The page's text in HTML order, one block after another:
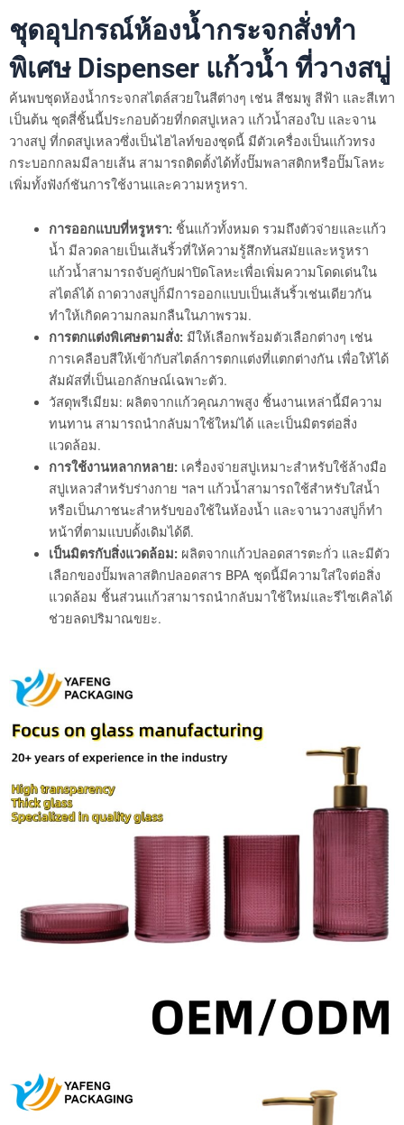
ชุดอุปกรณ์ห้องน้ำกระจกสั่งทำ
พิเศษ Dispenser แก้วน้ำ ที่วางสบู่
ค้นพบชุดห้องน้ำกระจกสไตล์สวยในสีต่างๆ เช่น สีชมพู สีฟ้า และสีเทา
เป็นต้น ชุดสี่ชิ้นนี้ประกอบด้วยที่กดสบู่เหลว แก้วน้ำสองใบ และจาน
วางสบู่ ที่กดสบู่เหลวซึ่งเป็นไฮไลท์ของชุดนี้ มีตัวเครื่องเป็นแก้วทรง
กระบอกกลมมีลายเส้น สามารถติดตั้งได้ทั้งปั๊มพลาสติกหรือปั๊มโลหะ
เพิ่มทั้งฟังก์ชันการใช้งานและความหรูหรา.
การออกแบบที่หรูหรา:ชิ้นแก้วทั้งหมด รวมถึงตัวจ่ายและแก้ว
น้ำ มีลวดลายเป็นเส้นริ้วที่ให้ความรู้สึกทันสมัยและหรูหรา
แก้วน้ำสามารถจับคู่กับฝาปิดโลหะเพื่อเพิ่มความโดดเด่นใน
สไตล์ได้ ถาดวางสบู่ก็มีการออกแบบเป็นเส้นริ้วเช่นเดียวกัน
ทำให้เกิดความกลมกลืนในภาพรวม.
การตกแต่งพิเศษตามสั่ง:มีให้เลือกพร้อมตัวเลือกต่างๆ เช่น
การเคลือบสีให้เข้ากับสไตล์การตกแต่งที่แตกต่างกัน เพื่อให้ได้
สัมผัสที่เป็นเอกลักษณ์เฉพาะตัว.
วัสดุพรีเมียม: ผลิตจากแก้วคุณภาพสูง ชิ้นงานเหล่านี้มีความ
ทนทาน สามารถนำกลับมาใช้ใหม่ได้ และเป็นมิตรต่อสิ่ง
แวดล้อม.
การใช้งานหลากหลาย:เครื่องจ่ายสบู่เหมาะสำหรับใช้ล้างมือ
สบู่เหลวสำหรับร่างกาย ฯลฯ แก้วน้ำสามารถใช้สำหรับใส่น้ำ
หรือเป็นภาชนะสำหรับของใช้ในห้องน้ำ และจานวางสบู่ก็ทำ
หน้าที่ตามแบบดั้งเดิมได้ดี.
เป็นมิตรกับสิ่งแวดล้อม:ผลิตจากแก้วปลอดสารตะกั่ว และมีตัว
เลือกของปั๊มพลาสติกปลอดสาร BPA ชุดนี้มีความใส่ใจต่อสิ่ง
แวดล้อม ชิ้นส่วนแก้วสามารถนำกลับมาใช้ใหม่และรีไซเคิลได้
ช่วยลดปริมาณขยะ.